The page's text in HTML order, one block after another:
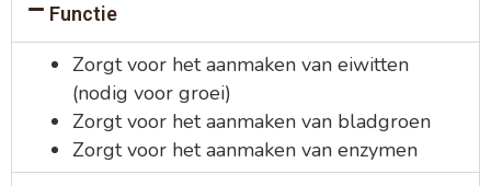
Functie
Zorgt voor het aanmaken van eiwitten
(nodig voor groei)
Zorgt voor het aanmaken van bladgroen
Zorgt voor het aanmaken van enzymen